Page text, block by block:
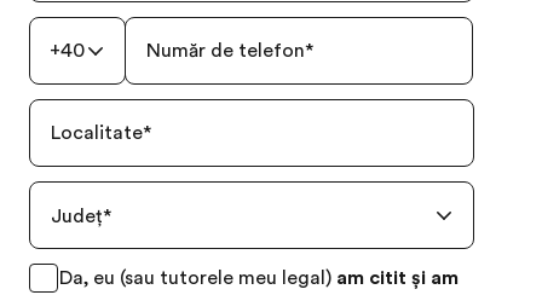
+40 Număr de telefon*
Localitate*
Județ*
Da, eu (sau tutorele meu legal) am citit și am